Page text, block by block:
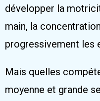
développer la
main, la
progressivement les
Mais quelles
moyenne et grande